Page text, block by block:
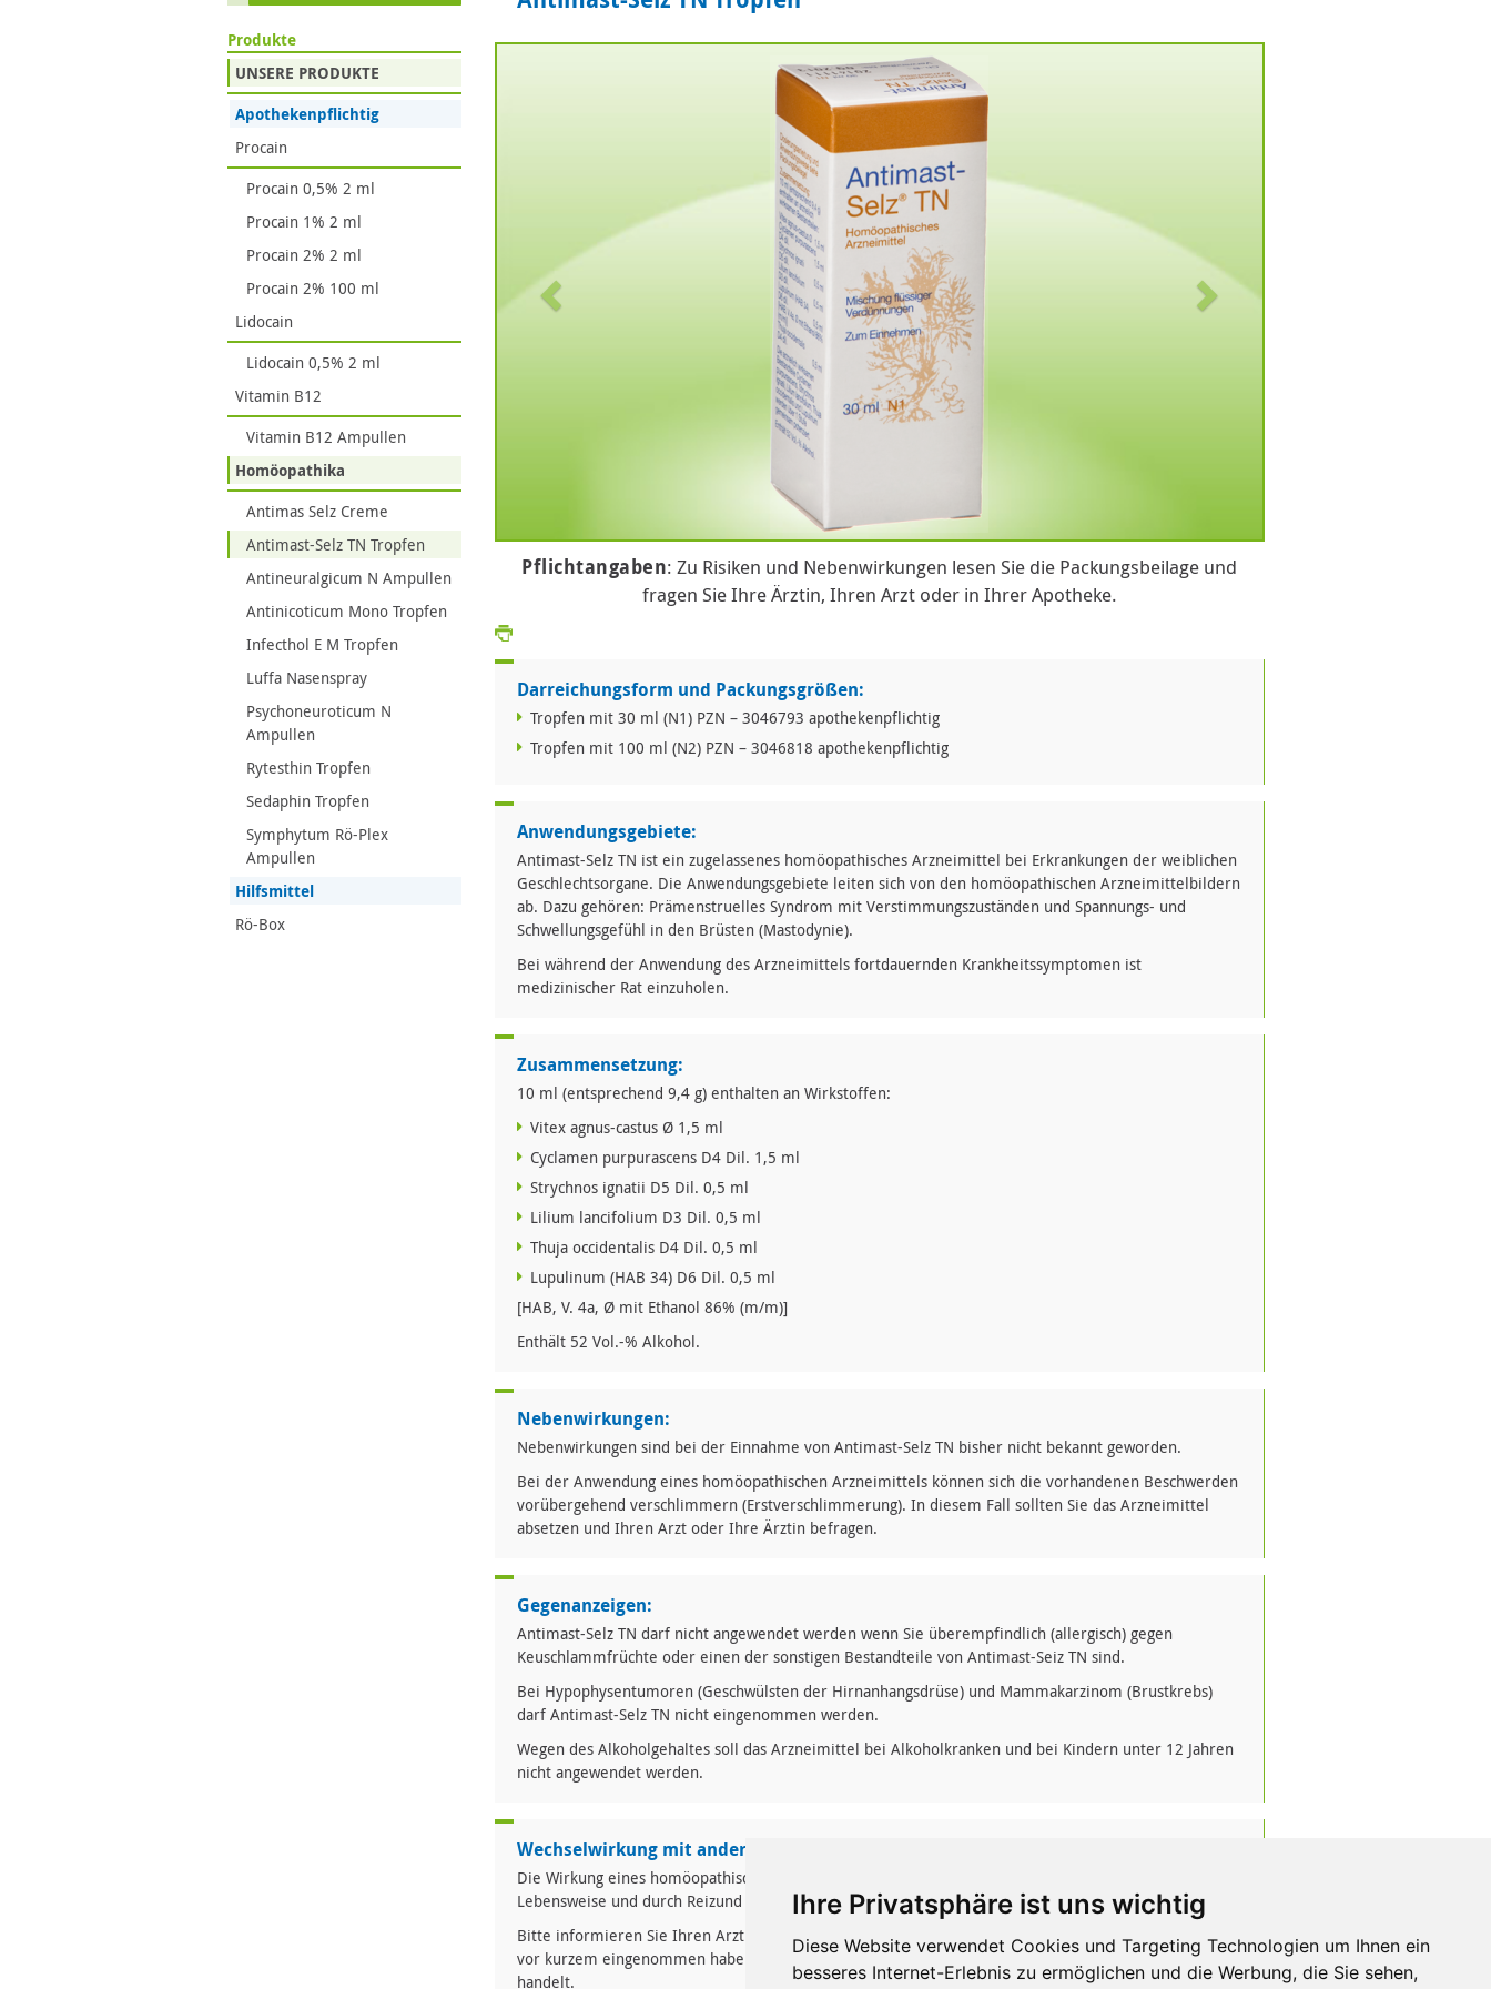
Ihre Privatsphäre ist uns wichtig
Diese Website verwendet Cookies und Targeting Technologien um Ihnen ein
besseres Internet-Erlebnis zu ermöglichen und die Werbung, die Sie sehen,
Pflichtangaben: Zu Risiken und Nebenwirkungen lesen Sie die Packungsbeilage und
fragen Sie Ihre Ärztin, Ihren Arzt oder in Ihrer Apotheke.
Darreichungsform und Packungsgrößen:
Tropfen mit 30 ml (N1) PZN – 3046793 apothekenpflichtig
Tropfen mit 100 ml (N2) PZN – 3046818 apothekenpflichtig
Anwendungsgebiete:
Antimast-Selz TN ist ein zugelassenes homöopathisches Arzneimittel bei Erkrankungen der weiblichen
Geschlechtsorgane. Die Anwendungsgebiete leiten sich von den homöopathischen Arzneimittelbildern
ab. Dazu gehören: Prämenstruelles Syndrom mit Verstimmungszuständen und Spannungs- und
Schwellungsgefühl in den Brüsten (Mastodynie).
Bei während der Anwendung des Arzneimittels fortdauernden Krankheitssymptomen ist
medizinischer Rat einzuholen.
Zusammensetzung:
10 ml (entsprechend 9,4 g) enthalten an Wirkstoffen:
Vitex agnus-castus Ø 1,5 ml
Cyclamen purpurascens D4 Dil. 1,5 ml
Strychnos ignatii D5 Dil. 0,5 ml
Lilium lancifolium D3 Dil. 0,5 ml
Thuja occidentalis D4 Dil. 0,5 ml
Lupulinum (HAB 34) D6 Dil. 0,5 ml
[HAB, V. 4a, Ø mit Ethanol 86% (m/m)]
Enthält 52 Vol.-% Alkohol.
Nebenwirkungen:
Nebenwirkungen sind bei der Einnahme von Antimast-Selz TN bisher nicht bekannt geworden.
Bei der Anwendung eines homöopathischen Arzneimittels können sich die vorhandenen Beschwerden
vorübergehend verschlimmern (Erstverschlimmerung). In diesem Fall sollten Sie das Arzneimittel
absetzen und Ihren Arzt oder Ihre Ärztin befragen.
Gegenanzeigen:
Antimast-Selz TN darf nicht angewendet werden wenn Sie überempfindlich (allergisch) gegen
Keuschlammfrüchte oder einen der sonstigen Bestandteile von Antimast-Seiz TN sind.
Bei Hypophysentumoren (Geschwülsten der Hirnanhangsdrüse) und Mammakarzinom (Brustkrebs)
darf Antimast-Selz TN nicht eingenommen werden.
Wegen des Alkoholgehaltes soll das Arzneimittel bei Alkoholkranken und bei Kindern unter 12 Jahren
nicht angewendet werden.
Wechselwirkung mit anderen Mitteln:
Die Wirkung eines homöopathischen Arzneimittels kann durch allgemein schädigende Faktoren in der
Lebensweise und durch Reizund Genussmittel ungünstig beeinflusst werden.
Bitte informieren Sie Ihren Arzt oder Heilpraktiker, wenn Sie andere Arzneimittel einnehmen bzw.
vor kurzem eingenommen haben, auch wenn es sich um nicht verschreibungspflichtige Arzneimittel
handelt.
Produkte
UNSERE PRODUKTE
Apothekenpflichtig
Procain
Procain 0,5% 2 ml
Procain 1% 2 ml
Procain 2% 2 ml
Procain 2% 100 ml
Lidocain
Lidocain 0,5% 2 ml
Vitamin B12
Vitamin B12 Ampullen
Homöopathika
Antimas Selz Creme
Antimast-Selz TN Tropfen
Antineuralgicum N Ampullen
Antinicoticum Mono Tropfen
Infecthol E M Tropfen
Luffa Nasenspray
Psychoneuroticum N
Ampullen
Rytesthin Tropfen
Sedaphin Tropfen
Symphytum Rö-Plex
Ampullen
Hilfsmittel
Rö-Box